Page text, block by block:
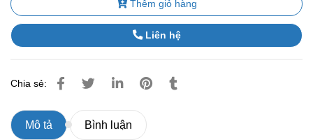
Thêm giỏ hàng
Liên hệ
Chia sẻ:
Mô tả Bình luận